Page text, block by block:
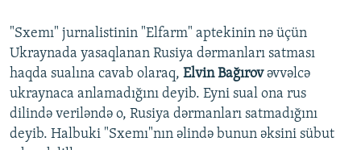
"Sxemı" jurnalistinin "Elfarm" aptekinin nə üçün
Ukraynada yasaqlanan Rusiya dərmanları satması
haqda sualına cavab olaraq, Elvin Bağırovəvvəlcə
ukraynaca anlamadığını deyib. Eyni sual ona rus
dilində veriləndə o, Rusiya dərmanları satmadığını
deyib. Halbuki "Sxemı"nın əlində bunun əksini sübut